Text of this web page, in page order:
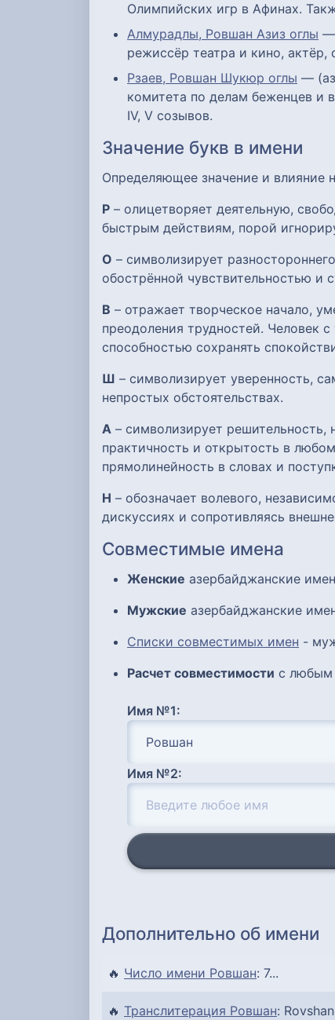
Олимпийских игр в Афинах.
Алмурадлы, Ровшан Азиз оглы —
режиссёр театра и кино, актёр,
Рзаев, Ровшан Шукюр оглы —
комитета по делам беженцев и
IV, V созывов.
Значение букв в имени
Определяющее значение и влияние
Р – олицетворяет деятельную,
быстрым действиям, порой
О – символизирует
обострённой чувствительностью и
В – отражает творческое начало,
преодоления трудностей. Человек
способностью сохранять
Ш – символизирует уверенность,
непростых обстоятельствах.
А – символизирует решительность,
практичность и открытость в
прямолинейность в словах и
Н – обозначает волевого,
дискуссиях и сопротивляясь
Совместимые имена
Женские азербайджанские
Мужские азербайджанские
Списки совместимых имен -
Расчет совместимости с любым
Имя №1:
Имя №2:
Дополнительно об имени
🔥 Число имени Ровшан: 7...
🔥 Транслитерация Ровшан: